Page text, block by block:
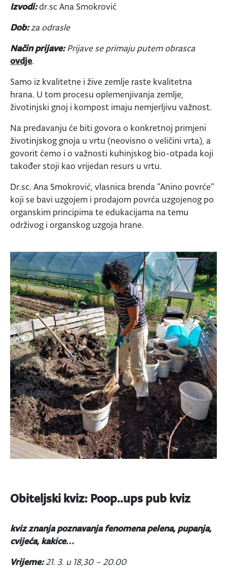
Izvodi:dr.sc Ana Smokrović
Dob:za odrasle
Način prijave:Prijave se primaju putem obrasca
ovdje.
Samo iz kvalitetne i žive zemlje raste kvalitetna
hrana. U tom procesu oplemenjivanja zemlje,
životinjski gnoj i kompost imaju nemjerljivu važnost.
Na predavanju će biti govora o konkretnoj primjeni
životinjskog gnoja u vrtu (neovisno o veličini vrta), a
govorit ćemo i o važnosti kuhinjskog bio-otpada koji
također stoji kao vrijedan resurs u vrtu.
Dr.sc. Ana Smokrović, vlasnica brenda “Anino povrće”
koji se bavi uzgojem i prodajom povrća uzgojenog po
organskim principima te edukacijama na temu
održivog i organskog uzgoja hrane.
Obiteljski kviz: Poop..ups pub kviz
kviz znanja poznavanja fenomena pelena, pupanja,
cvijeća, kakice…
Vrijeme:21. 3. u 18,30 – 20.00